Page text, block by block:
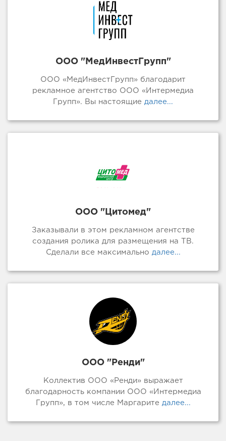
ООО "МедИнвестГрупп"
ООО «МедИнвестГрупп» благодарит
рекламное агентство ООО «Интермедиа
Групп». Вы настоящие далее...
ООО "Цитомед"
Заказывали в этом рекламном агентстве
создания ролика для размещения на ТВ.
Сделали все максимально далее...
ООО "Ренди"
Коллектив ООО «Ренди» выражает
благодарность компании ООО «Интермедиа
Групп», в том числе Маргарите далее...